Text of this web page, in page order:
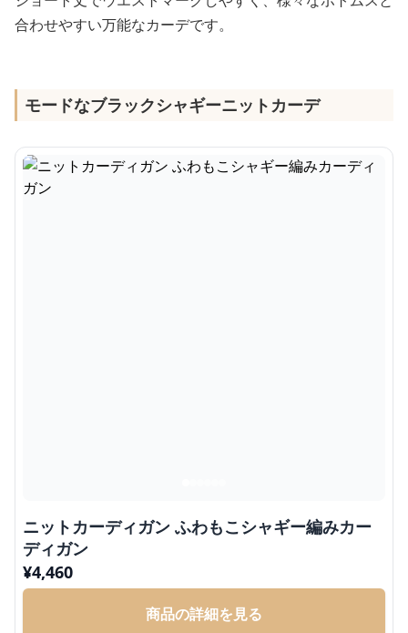
合わせやすい万能なカーデです。
モードなブラックシャギーニットカーデ
ニットカーディガン ふわもこシャギー編みカー
ディガン
¥4,460
商品の詳細を見る